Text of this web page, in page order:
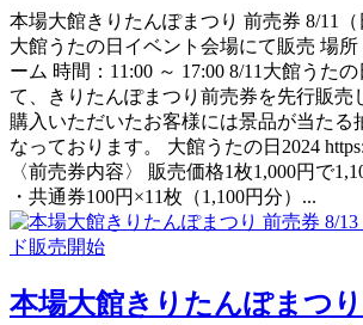
本場大館きりたんぽまつり 前売券 8/11
大館うたの日イベント会場にて販売 場
ーム 時間：11:00 ～ 17:00 8/11大館うた
て、きりたんぽまつり前売券を先行販売
購入いただいたお客様には景品が当たる
なっております。 大館うたの日2024
〈前売券内容〉 販売価格1枚1,000円で
・共通券100円×11枚（1,100円分）...
本場大館きりたんぽまつ